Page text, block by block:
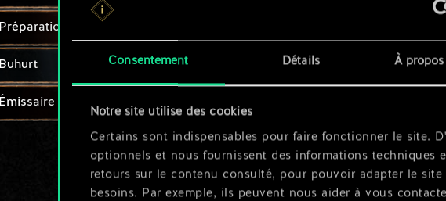
Consentement Détails À
Notre site utilise des cookies
Certains sont indispensables pour faire fonctionner le site.
optionnels et nous fournissent des informations techniques
retours sur le contenu consulté, pour pouvoir adapter le site
besoins. Par exemple, ils peuvent nous aider à vous
Préparation au combat
Buhurt
Émissaire